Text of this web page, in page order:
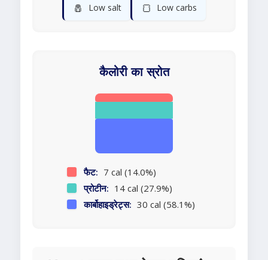
🧂 Low salt 🍞 Low carbs
कैलोरी का स्रोत
फैट: 7 cal (14.0%)
प्रोटीन: 14 cal (27.9%)
कार्बोहाइड्रेट्स: 30 cal (58.1%)